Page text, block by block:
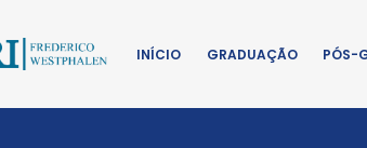
INÍCIO GRADUAÇÃO PÓS-